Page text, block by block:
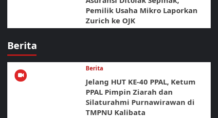
Pemilik Usaha Mikro Laporkan
Zurich ke OJK
Berita
Berita
Jelang HUT KE-40 PPAL, Ketum
PPAL Pimpin Ziarah dan
Silaturahmi Purnawirawan di
TMPNU Kalibata